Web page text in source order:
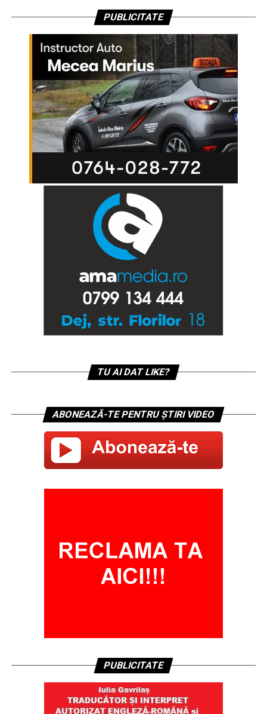
PUBLICITATE
TU AI DAT LIKE?
ABONEAZĂ-TE PENTRU ȘTIRI VIDEO
PUBLICITATE